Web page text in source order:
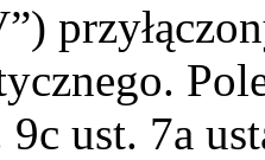
9c ust. 7a